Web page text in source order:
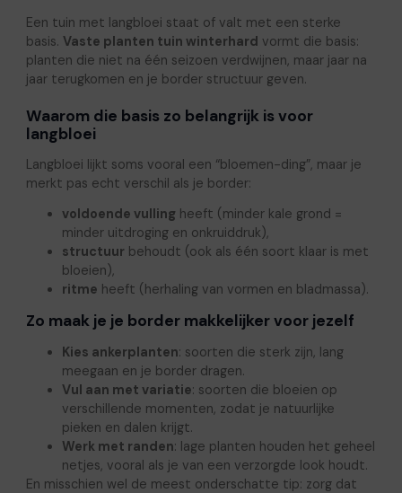
Een tuin met langbloei staat of valt met een sterke
basis. Vaste planten tuin winterhard vormt die basis:
planten die niet na één seizoen verdwijnen, maar jaar na
jaar terugkomen en je border structuur geven.
Waarom die basis zo belangrijk is voor
langbloei
Langbloei lijkt soms vooral een “bloemen-ding”, maar je
merkt pas echt verschil als je border:
voldoende vulling heeft (minder kale grond =
minder uitdroging en onkruiddruk),
structuur behoudt (ook als één soort klaar is met
bloeien),
ritme heeft (herhaling van vormen en bladmassa).
Zo maak je je border makkelijker voor jezelf
Kies ankerplanten: soorten die sterk zijn, lang
meegaan en je border dragen.
Vul aan met variatie: soorten die bloeien op
verschillende momenten, zodat je natuurlijke
pieken en dalen krijgt.
Werk met randen: lage planten houden het geheel
netjes, vooral als je van een verzorgde look houdt.
En misschien wel de meest onderschatte tip: zorg dat